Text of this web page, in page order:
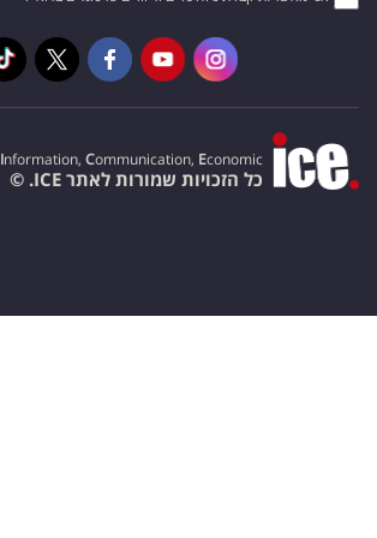
Information, Communication, Economic
כל הזכויות שמורות לאתר ICE. ©